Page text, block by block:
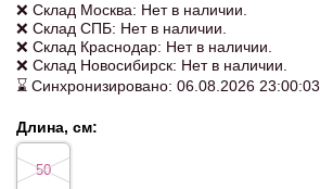
❌ Склад Москва: Нет в наличии.
❌ Склад СПБ: Нет в наличии.
❌ Склад Краснодар: Нет в наличии.
❌ Склад Новосибирск: Нет в наличии.
⌛ Синхронизировано: 06.08.2026 23:00:03
Длина, см:
50